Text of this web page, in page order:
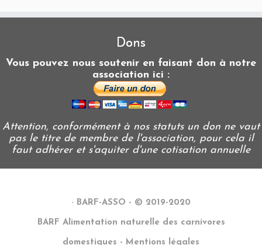
Dons
Vous pouvez nous soutenir en faisant don à notre
association ici :
Attention, conformément à nos statuts un don ne vaut
pas le titre de membre de l'association, pour cela il
faut adhérer et s'aquiter d'une cotisation annuelle
· BARF-ASSO - © 2019-2020
BARF Alimentation naturelle des carnivores
domestiques - Mentions légales